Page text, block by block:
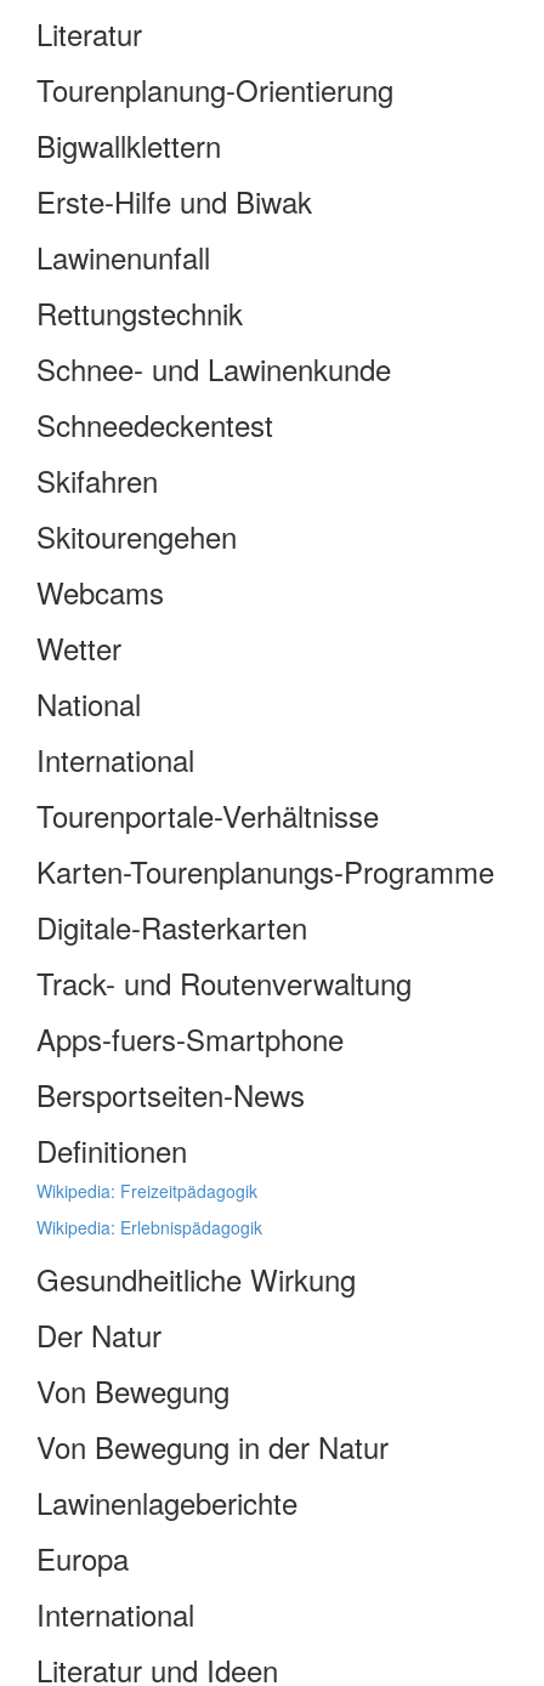
Literatur
Tourenplanung-Orientierung
Bigwallklettern
Erste-Hilfe und Biwak
Lawinenunfall
Rettungstechnik
Schnee- und Lawinenkunde
Schneedeckentest
Skifahren
Skitourengehen
Webcams
Wetter
National
International
Tourenportale-Verhältnisse
Karten-Tourenplanungs-Programme
Digitale-Rasterkarten
Track- und Routenverwaltung
Apps-fuers-Smartphone
Bersportseiten-News
Definitionen
Wikipedia: Freizeitpädagogik
Wikipedia: Erlebnispädagogik
Gesundheitliche Wirkung
Der Natur
Von Bewegung
Von Bewegung in der Natur
Lawinenlageberichte
Europa
International
Literatur und Ideen